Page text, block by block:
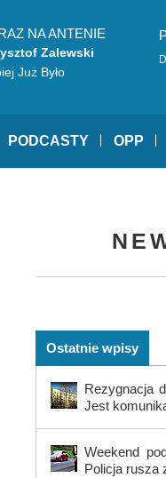
NA ANTENIE
Zalewski
Już Było
PODCASTY OPP
Ostatnie wpisy
Rezygnacja
Jest
Weekend
Policja rusza